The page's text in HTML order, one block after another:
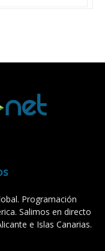
Programación
Salimos en directo
e Islas Canarias.